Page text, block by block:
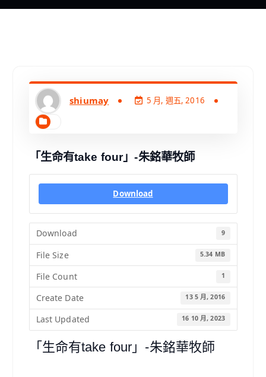
shiumay 5 月, 週五, 2016
「生命有take four」-朱銘華牧師
Download
Download 9
File Size 5.34 MB
File Count 1
Create Date 13 5 月, 2016
Last Updated 16 10 月, 2023
「生命有take four」-朱銘華牧師